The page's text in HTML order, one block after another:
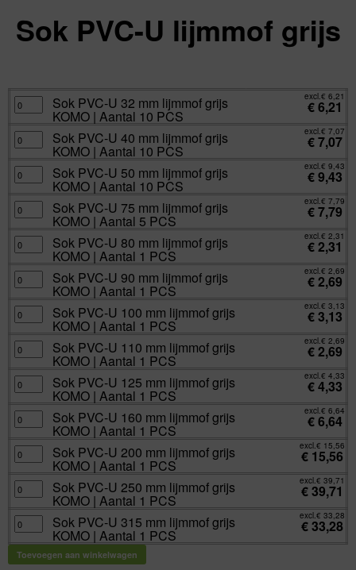
Sok PVC-U lijmmof grijs
Sok
PVC-
U
mm
lijmmof
grijs
|
Aantal
10
aantal
Sok PVC-U 32 mm lijmmof grijs
KOMO | Aantal 10 PCS
excl.€ 6,21
€6,21
Sok
PVC-
U
mm
lijmmof
grijs
|
Aantal
10
aantal
Sok PVC-U 40 mm lijmmof grijs
KOMO | Aantal 10 PCS
excl.€ 7,07
€7,07
Sok
PVC-
U
mm
lijmmof
grijs
|
Aantal
10
aantal
Sok PVC-U 50 mm lijmmof grijs
KOMO | Aantal 10 PCS
excl.€ 9,43
€9,43
Sok
PVC-
U
mm
lijmmof
grijs
|
Aantal
5
aantal
Sok PVC-U 75 mm lijmmof grijs
KOMO | Aantal 5 PCS
excl.€ 7,79
€7,79
Sok
PVC-
U
mm
lijmmof
grijs
|
Aantal
1
aantal
Sok PVC-U 80 mm lijmmof grijs
KOMO | Aantal 1 PCS
excl.€ 2,31
€2,31
Sok
PVC-
U
mm
lijmmof
grijs
|
Aantal
1
aantal
Sok PVC-U 90 mm lijmmof grijs
KOMO | Aantal 1 PCS
excl.€ 2,69
€2,69
Sok
PVC-
U
mm
lijmmof
grijs
|
Aantal
1
aantal
Sok PVC-U 100 mm lijmmof grijs
KOMO | Aantal 1 PCS
excl.€ 3,13
€3,13
Sok
PVC-
U
mm
lijmmof
grijs
|
Aantal
1
aantal
Sok PVC-U 110 mm lijmmof grijs
KOMO | Aantal 1 PCS
excl.€ 2,69
€2,69
Sok
PVC-
U
mm
lijmmof
grijs
|
Aantal
1
aantal
Sok PVC-U 125 mm lijmmof grijs
KOMO | Aantal 1 PCS
excl.€ 4,33
€4,33
Sok
PVC-
U
mm
lijmmof
grijs
|
Aantal
1
aantal
Sok PVC-U 160 mm lijmmof grijs
KOMO | Aantal 1 PCS
excl.€ 6,64
€6,64
Sok
PVC-
U
mm
lijmmof
grijs
|
Aantal
1
PCS
aantal
Sok PVC-U 200 mm lijmmof grijs
KOMO | Aantal 1 PCS
excl.€ 15,56
€ 15,56
Sok
PVC-
U
mm
lijmmof
grijs
KOMO
Aantal
Sok PVC-U 250 mm lijmmof grijs
KOMO | Aantal 1 PCS
excl.€ 39,71
€39,71
Sok
PVC-
U
315
mm
lijmmof
Sok PVC-U 315 mm lijmmof grijs
KOMO | Aantal 1 PCS
excl.€ 33,28
€33,28
Toevoegen aan winkelwagen